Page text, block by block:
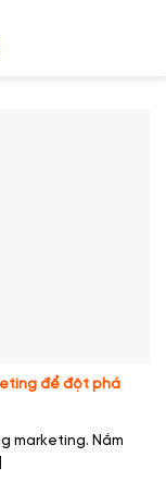
để đột phá
marketing. Nắm